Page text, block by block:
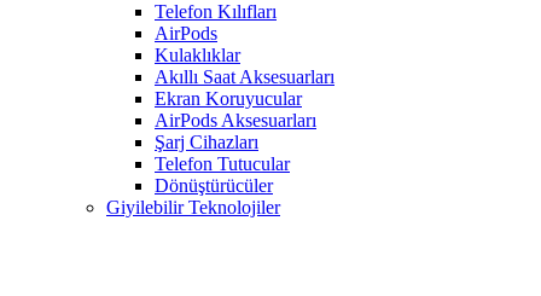
Telefon Kılıfları
AirPods
Kulaklıklar
Akıllı Saat Aksesuarları
Ekran Koruyucular
AirPods Aksesuarları
Şarj Cihazları
Telefon Tutucular
Dönüştürücüler
Giyilebilir Teknolojiler